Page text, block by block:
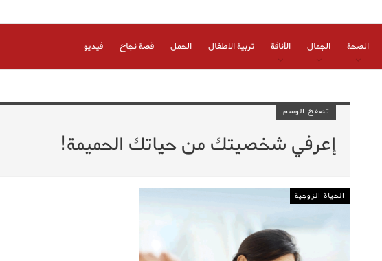
الصحة الجمال الأناقة تربية الاطفال الحمل قصة نجاح فيديو
تصفح الوسم
إعرفي شخصيتك من حياتك الحميمة!
الحياة الزوجية